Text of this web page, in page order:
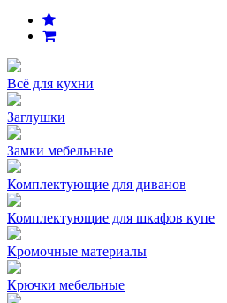
Всё для кухни
Заглушки
Замки мебельные
Комплектующие для диванов
Комплектующие для шкафов купе
Кромочные материалы
Крючки мебельные